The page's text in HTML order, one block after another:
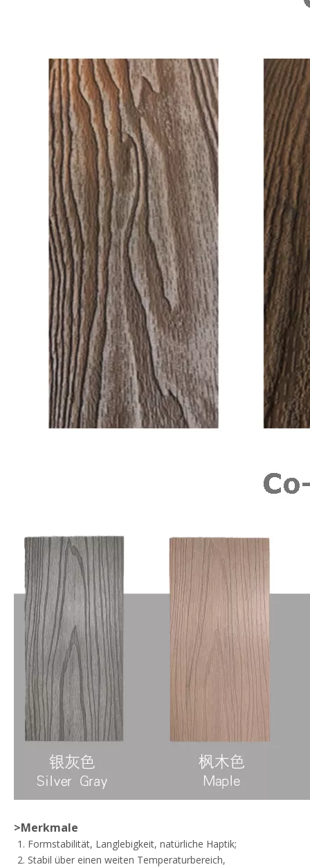
>Merkmale
Formstabilität, Langlebigkeit, natürliche Haptik;
Stabil über einen weiten Temperaturbereich,